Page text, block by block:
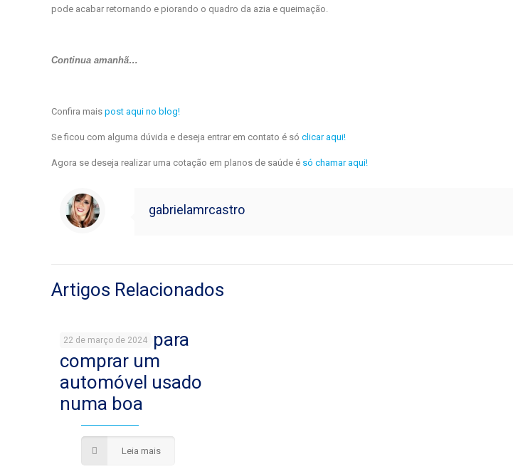
pode acabar retornando e piorando o quadro da azia e queimação.
Continua amanhã…
Confira mais post aqui no blog!
Se ficou com alguma dúvida e deseja entrar em contato é só clicar aqui!
Agora se deseja realizar uma cotação em planos de saúde é só chamar aqui!
gabrielamrcastro
Artigos Relacionados
22 de março de 2024
9 cuidados para
comprar um
automóvel usado
numa boa
Leia mais